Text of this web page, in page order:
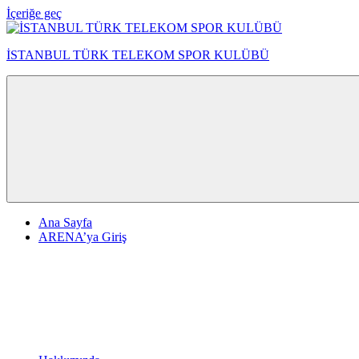
İçeriğe geç
İSTANBUL TÜRK TELEKOM SPOR KULÜBÜ
Ana Sayfa
ARENA’ya Giriş